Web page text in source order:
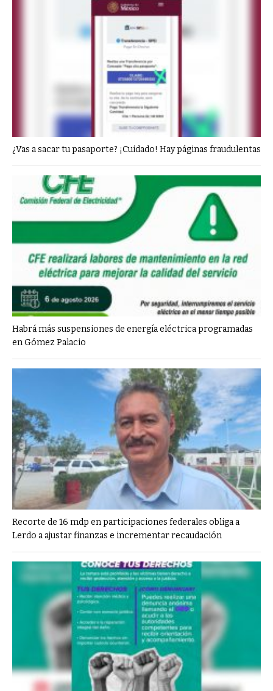
¿Vas a sacar tu pasaporte? ¡Cuidado! Hay páginas fraudulentas
Habrá más suspensiones de energía eléctrica programadas
en Gómez Palacio
Recorte de 16 mdp en participaciones federales obliga a
Lerdo a ajustar finanzas e incrementar recaudación